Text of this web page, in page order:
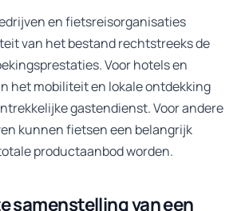
en fietsreisorganisaties
van het bestand rechtstreeks de
Voor hotels en
het mobiliteit en lokale ontdekking
gastendienst. Voor andere
kunnen fietsen een belangrijk
productaanbod worden.
samenstelling van een